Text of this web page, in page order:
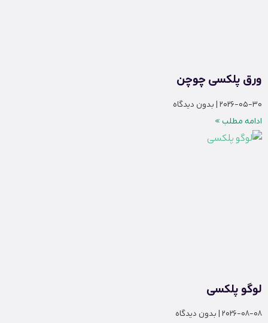
ورق پلکسی چوچن
2026-05-30 بدون دیدگاه
ادامه مطلب »
لوگو پلکسی
2026-08-08 بدون دیدگاه